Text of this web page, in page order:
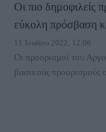
Οι πιο δημοφιλείς
εύκολη πρόσβαση
11 Ιουλίου 2022, 12:06
Οι προορισμοί του
βασικούς προορισμούς